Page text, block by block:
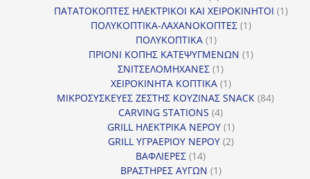
προϊόντα
ΠΑΤΑΤΟΚΟΠΤΕΣ ΗΛΕΚΤΡΙΚΟΙ ΚΑΙ ΧΕΙΡΟΚΙΝΗΤΟΙ 11
ΠΟΛΥΚΟΠΤΙΚΑ-ΛΑΧΑΝΟΚΟΠΤΕΣ 11
ΠΟΛΥΚΟΠΤΙΚΑ 11
προϊόν
ΠΡΙΟΝΙ ΚΟΠΗΣ ΚΑΤΕΨΥΓΜΕΝΩΝ 11
ΣΝΙΤΣΕΛΟΜΗΧΑΝΕΣ 11
προϊόν
ΧΕΙΡΟΚΙΝΗΤΑ ΚΟΠΤΙΚΑ 11
προϊόν
ΜΙΚΡΟΣΥΣΚΕΥΕΣ ΖΕΣΤΗΣ ΚΟΥΖΙΝΑΣ SNACK 8484
CARVING STATIONS 44
προϊόντα
GRILL ΗΛΕΚΤΡΙΚΑ ΝΕΡΟΥ 11
προϊόν
GRILL ΥΓΡΑΕΡΙΟΥ ΝΕΡΟΥ 22
ΒΑΦΛΙΕΡΕΣ 1414
προϊόντα
ΒΡΑΣΤΗΡΕΣ ΑΥΓΩΝ 11